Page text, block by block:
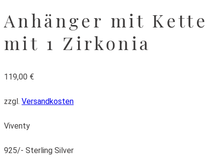
Anhänger mit Kette
mit 1 Zirkonia
119,00 €
zzgl. Versandkosten
Viventy
925/- Sterling Silver